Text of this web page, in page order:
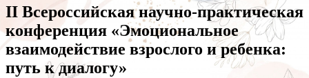
II Всероссийская научно-практическая
конференция «Эмоциональное
взаимодействие взрослого и ребенка:
путь к диалогу»